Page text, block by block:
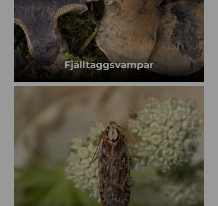
Fjälltaggsvampar